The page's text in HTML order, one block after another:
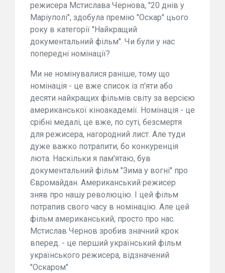
режисера Мстислава Чернова, "20 днів у
Маріуполі", здобула премію "Оскар" цього
року в категорії "Найкращий
документальний фільм". Чи були у нас
попередні номінації?
Ми не номінувалися раніше, тому що
номінація - це вже список із п'яти або
десяти найкращих фільмів світу за версією
американської кіноакадемії. Номінація - це
срібні медалі, це вже, по суті, безсмертя
для режисера, нагородний лист. Але туди
дуже важко потрапити, бо конкуренція
люта. Наскільки я пам'ятаю, був
документальний фільм "Зима у вогні" про
Євромайдан. Американський режисер
зняв про нашу революцію. І цей фільм
потрапив свого часу в номінацію. Але цей
фільм американський, просто про нас.
Мстислав Чернов зробив значний крок
вперед. - це перший український фільм
українського режисера, відзначений
"Оскаром"